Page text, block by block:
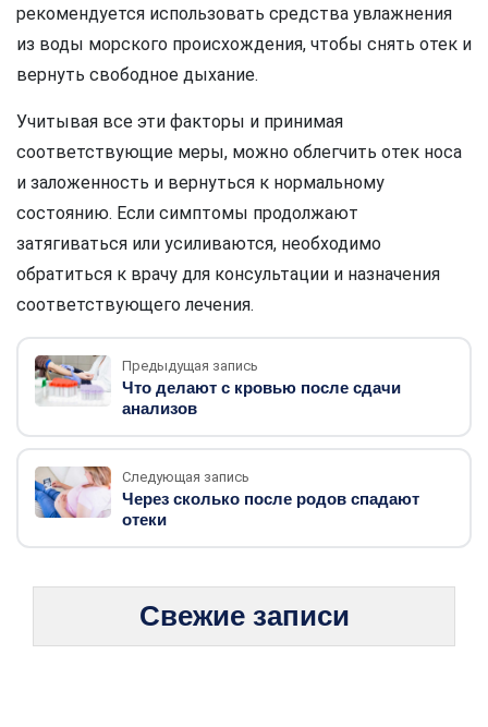
рекомендуется использовать средства увлажнения
из воды морского происхождения, чтобы снять отек и
вернуть свободное дыхание.
Учитывая все эти факторы и принимая
соответствующие меры, можно облегчить отек носа
и заложенность и вернуться к нормальному
состоянию. Если симптомы продолжают
затягиваться или усиливаются, необходимо
обратиться к врачу для консультации и назначения
соответствующего лечения.
Предыдущая запись
Что делают с кровью после сдачи
анализов
Следующая запись
Через сколько после родов спадают
отеки
Свежие записи